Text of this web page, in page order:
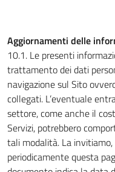
Aggiornamenti delle
10.1. Le presenti
trattamento dei dati
navigazione sul Sito
collegati. L’eventuale
settore, come anche il
Servizi, potrebbero
tali modalità. La
periodicamente questa